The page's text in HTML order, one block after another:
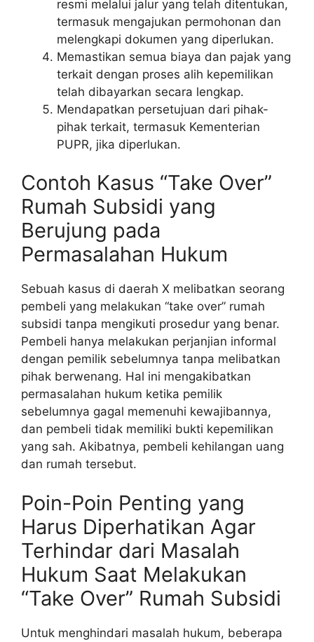
resmi melalui jalur yang telah ditentukan,
termasuk mengajukan permohonan dan
melengkapi dokumen yang diperlukan.
Memastikan semua biaya dan pajak yang
terkait dengan proses alih kepemilikan
telah dibayarkan secara lengkap.
Mendapatkan persetujuan dari pihak-
pihak terkait, termasuk Kementerian
PUPR, jika diperlukan.
Contoh Kasus “Take Over”
Rumah Subsidi yang
Berujung pada
Permasalahan Hukum
Sebuah kasus di daerah X melibatkan seorang
pembeli yang melakukan “take over” rumah
subsidi tanpa mengikuti prosedur yang benar.
Pembeli hanya melakukan perjanjian informal
dengan pemilik sebelumnya tanpa melibatkan
pihak berwenang. Hal ini mengakibatkan
permasalahan hukum ketika pemilik
sebelumnya gagal memenuhi kewajibannya,
dan pembeli tidak memiliki bukti kepemilikan
yang sah. Akibatnya, pembeli kehilangan uang
dan rumah tersebut.
Poin-Poin Penting yang
Harus Diperhatikan Agar
Terhindar dari Masalah
Hukum Saat Melakukan
“Take Over” Rumah Subsidi
Untuk menghindari masalah hukum, beberapa